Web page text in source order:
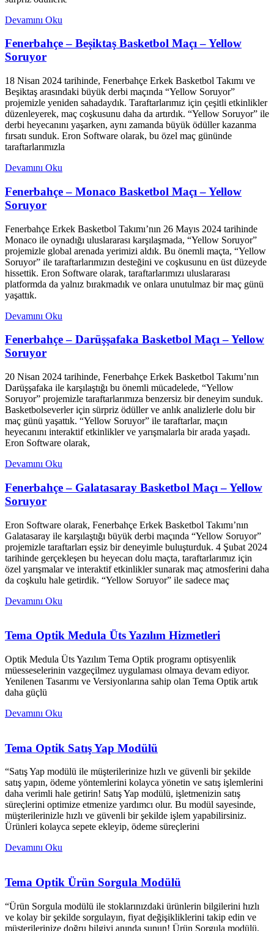
Devamını Oku
Fenerbahçe – Beşiktaş Basketbol Maçı – Yellow
Soruyor
18 Nisan 2024 tarihinde, Fenerbahçe Erkek Basketbol Takımı ve
Beşiktaş arasındaki büyük derbi maçında “Yellow Soruyor”
projemizle yeniden sahadaydık. Taraftarlarımız için çeşitli etkinlikler
düzenleyerek, maç coşkusunu daha da artırdık. “Yellow Soruyor” ile
derbi heyecanını yaşarken, aynı zamanda büyük ödüller kazanma
fırsatı sunduk. Eron Software olarak, bu özel maç gününde
taraftarlarımızla
Devamını Oku
Fenerbahçe – Monaco Basketbol Maçı – Yellow
Soruyor
Fenerbahçe Erkek Basketbol Takımı’nın 26 Mayıs 2024 tarihinde
Monaco ile oynadığı uluslararası karşılaşmada, “Yellow Soruyor”
projemizle global arenada yerimizi aldık. Bu önemli maçta, “Yellow
Soruyor” ile taraftarlarımızın desteğini ve coşkusunu en üst düzeyde
hissettik. Eron Software olarak, taraftarlarımızı uluslararası
platformda da yalnız bırakmadık ve onlara unutulmaz bir maç günü
yaşattık.
Devamını Oku
Fenerbahçe – Darüşşafaka Basketbol Maçı – Yellow
Soruyor
20 Nisan 2024 tarihinde, Fenerbahçe Erkek Basketbol Takımı’nın
Darüşşafaka ile karşılaştığı bu önemli mücadelede, “Yellow
Soruyor” projemizle taraftarlarımıza benzersiz bir deneyim sunduk.
Basketbolseverler için sürpriz ödüller ve anlık analizlerle dolu bir
maç günü yaşattık. “Yellow Soruyor” ile taraftarlar, maçın
heyecanını interaktif etkinlikler ve yarışmalarla bir arada yaşadı.
Eron Software olarak,
Devamını Oku
Fenerbahçe – Galatasaray Basketbol Maçı – Yellow
Soruyor
Eron Software olarak, Fenerbahçe Erkek Basketbol Takımı’nın
Galatasaray ile karşılaştığı büyük derbi maçında “Yellow Soruyor”
projemizle taraftarları eşsiz bir deneyimle buluşturduk. 4 Şubat 2024
tarihinde gerçekleşen bu heyecan dolu maçta, taraftarlarımız için
özel yarışmalar ve interaktif etkinlikler sunarak maç atmosferini daha
da coşkulu hale getirdik. “Yellow Soruyor” ile sadece maç
Devamını Oku
Tema Optik Medula Üts Yazılım Hizmetleri
Optik Medula Üts Yazılım Tema Optik programı optisyenlik
müesseselerinin vazgeçilmez uygulaması olmaya devam ediyor.
Yenilenen Tasarımı ve Versiyonlarına sahip olan Tema Optik artık
daha güçlü
Devamını Oku
Tema Optik Satış Yap Modülü
“Satış Yap modülü ile müşterilerinize hızlı ve güvenli bir şekilde
satış yapın, ödeme yöntemlerini kolayca yönetin ve satış işlemlerini
daha verimli hale getirin! Satış Yap modülü, işletmenizin satış
süreçlerini optimize etmenize yardımcı olur. Bu modül sayesinde,
müşterilerinizle hızlı ve güvenli bir şekilde işlem yapabilirsiniz.
Ürünleri kolayca sepete ekleyip, ödeme süreçlerini
Devamını Oku
Tema Optik Ürün Sorgula Modülü
“Ürün Sorgula modülü ile stoklarınızdaki ürünlerin bilgilerini hızlı
ve kolay bir şekilde sorgulayın, fiyat değişikliklerini takip edin ve
müşterilerinize doğru bilgiyi anında sunun! Ürün Sorgula modülü,